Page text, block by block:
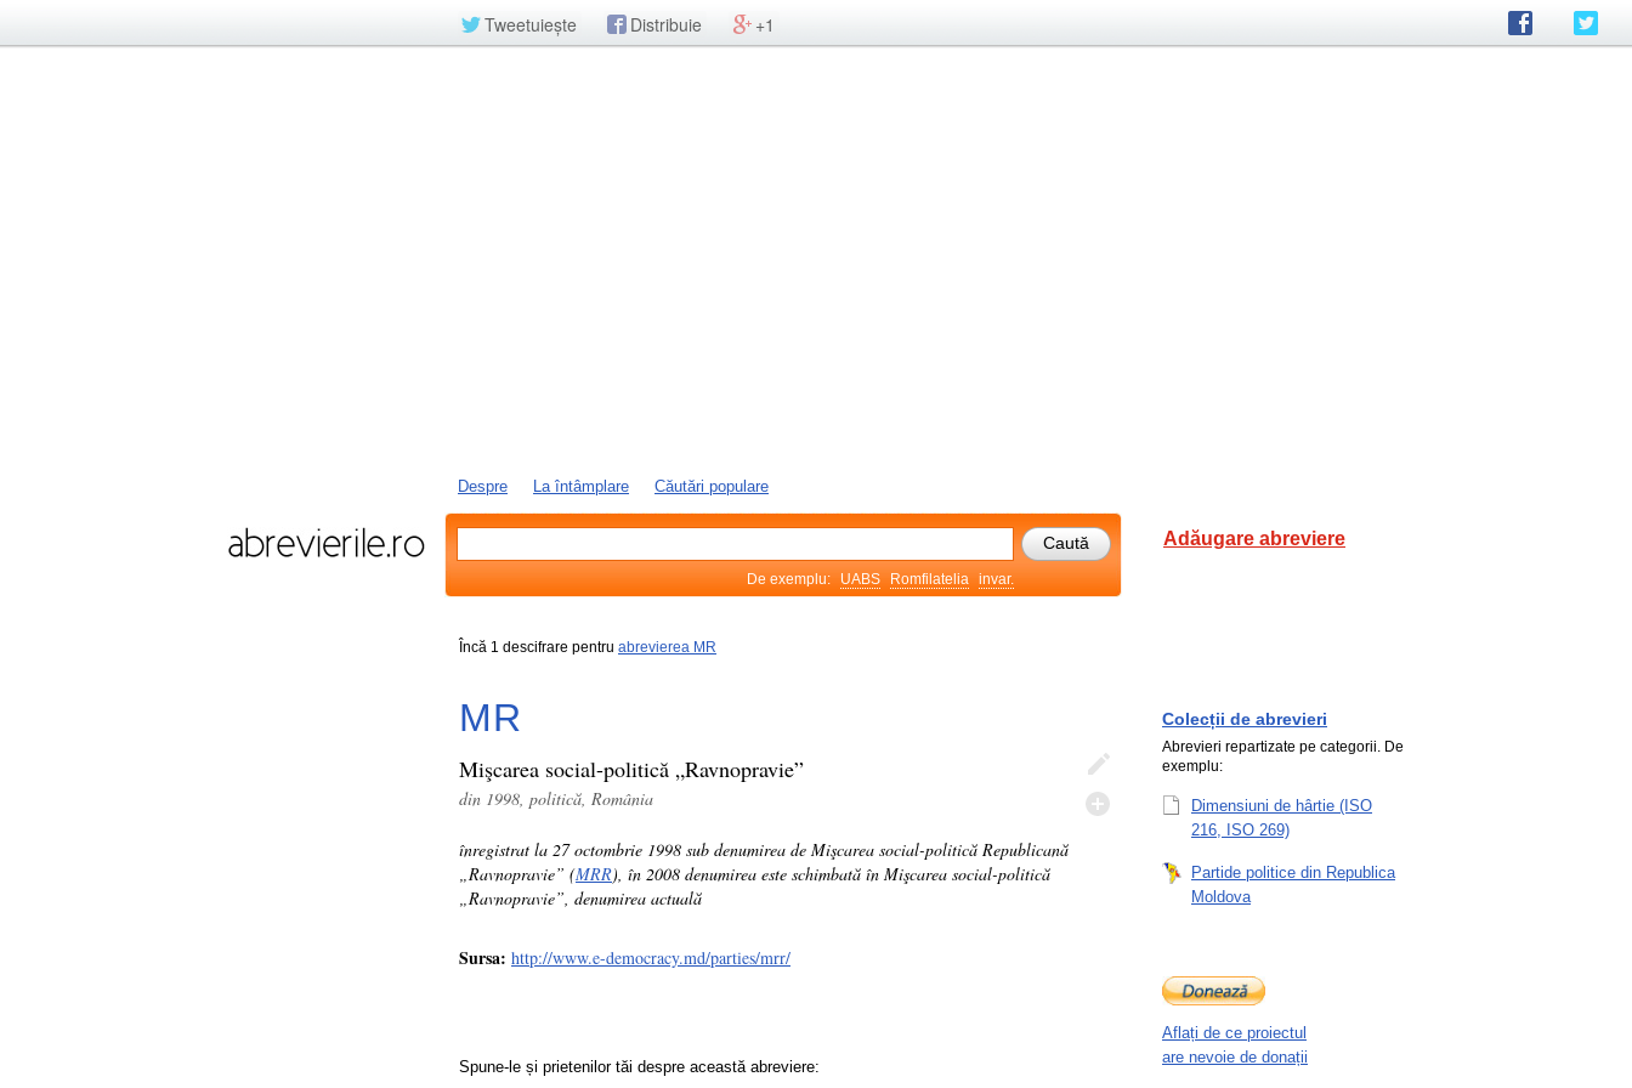
Tweetuiește Distribuie +1
Despre La întâmplare Căutări populare
De exemplu: UABS Romfilatelia invar.
Adăugare abreviere
Încă 1 descifrare pentru abrevierea MR
MR
Mişcarea social-politică „Ravnopravie”
din 1998, politică, România
înregistrat la 27 octombrie 1998 sub denumirea de Mişcarea social-politică Republicană
„Ravnopravie” (MRR), în 2008 denumirea este schimbată în Mişcarea social-politică
„Ravnopravie”, denumirea actuală
Sursa: http://www.e-democracy.md/parties/mrr/
Spune-le și prietenilor tăi despre această abreviere:
Colecții de abrevieri
Abrevieri repartizate pe categorii. De
exemplu:
Dimensiuni de hârtie (ISO
216, ISO 269)
Partide politice din Republica
Moldova
Aflați de ce proiectul
are nevoie de donații